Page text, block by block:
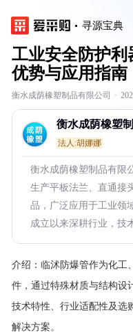
寻源宝典
工业安全防护
优势与应用指南
衡水成荫橡塑制品有限公司 ·
衡水成荫橡塑
法人:胡娜娜
衡水成荫橡塑制品有限
生产平板法兰、直通接
品，广泛应用于工业领
成立以来深耕行业，技
介绍： 临沭防爆管作为化工
件，通过特殊材质与结构设
技术特性、行业适配性及选
解决方案。